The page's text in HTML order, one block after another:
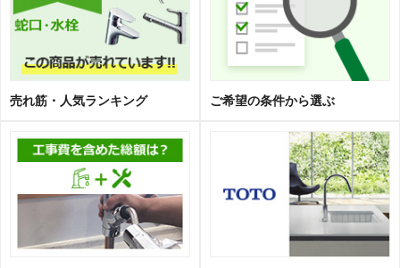
売れ筋・人気ランキング ご希望の条件から選ぶ